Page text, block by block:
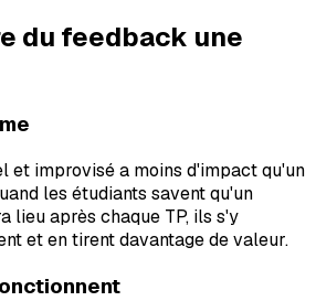
du feedback une
et improvisé a moins d'impact qu'un
les étudiants savent qu'un
lieu après chaque TP, ils s'y
et en tirent davantage de valeur.